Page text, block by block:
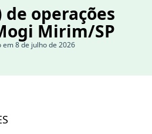
de operações
Mirim/SP
em 8 de julho de 2026